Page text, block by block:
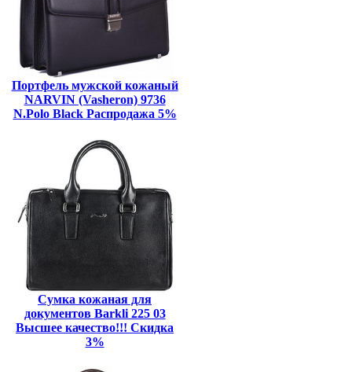
Портфель мужской кожаный
NARVIN (Vasheron) 9736
N.Polo Black Распродажа 5%
Сумка кожаная для
документов Barkli 225 03
Высшее качество!!! Скидка
3%